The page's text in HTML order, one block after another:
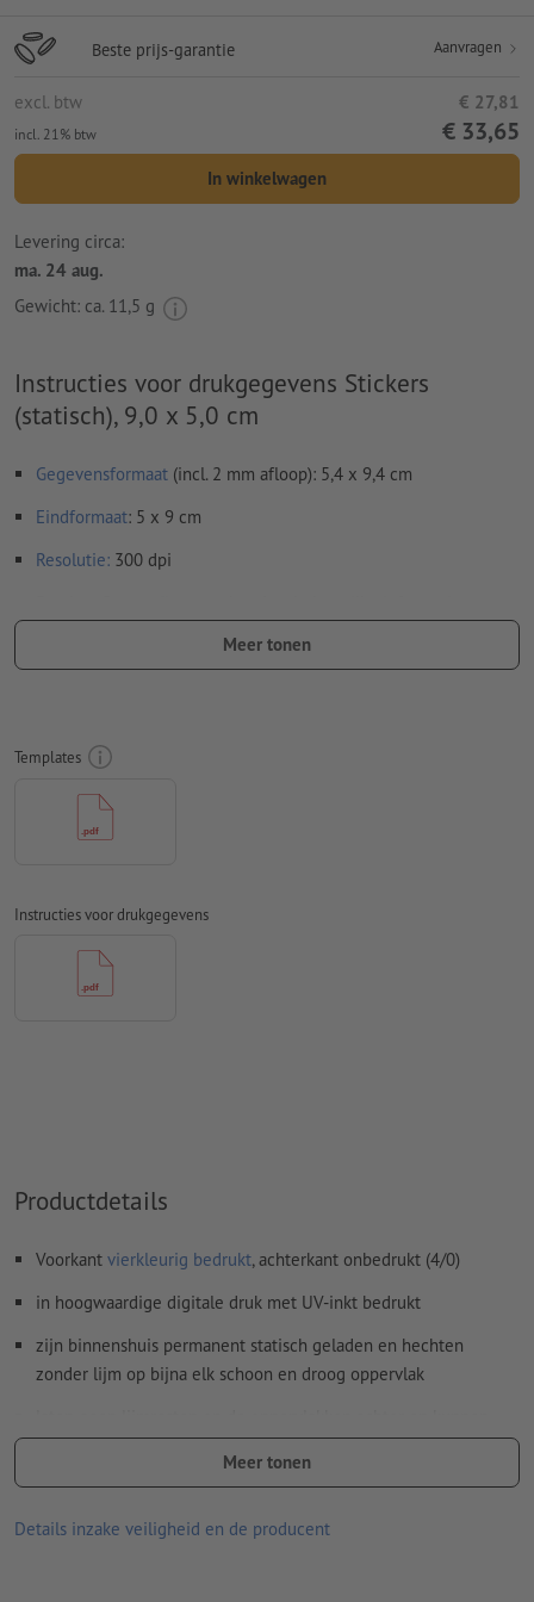
Beste prijs-garantie Aanvragen
excl. btw € 27,81
incl. 21% btw € 33,65
In winkelwagen
Levering circa:
ma. 24 aug.
Gewicht: ca. 11,5 g
Instructies voor drukgegevens Stickers
(statisch), 9,0 x 5,0 cm
Gegevensformaat (incl. 2 mm afloop): 5,4 x 9,4 cm
Eindformaat: 5 x 9 cm
Resolutie: 300 dpi
Lettertypesmoeten volledig worden ingesloten of omgezet
Kleurmodus:
papier, FOGRA52 (PSO Uncoated v3 FOGRA52) voor
ongestreken papier
Spel- en zetfouten
Meer tonen
Templates
Instructies voor drukgegevens
Productdetails
Voorkant vierkleurig bedrukt, achterkant onbedrukt (4/0)
in hoogwaardige digitale druk met UV-inkt bedrukt
zijn binnenshuis permanent statisch geladen en hechten
zonder lijm op bijna elk schoon en droog oppervlak
weer probleemloos en snel worden verwijderd
levensduur op oppervlakken is afhankelijk van:
zuiverheid en gladheid van de ondergrond
Meer tonen
Details inzake veiligheid en de producent